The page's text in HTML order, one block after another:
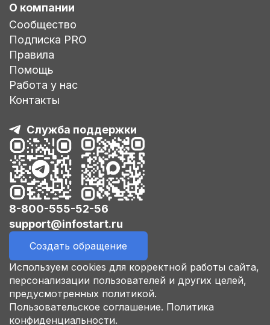
О компании
Сообщество
Подписка PRO
Правила
Помощь
Работа у нас
Контакты
Служба поддержки
8-800-555-52-56
support@infostart.ru
Создать обращение
Используем cookies для корректной работы сайта,
персонализации пользователей и других целей,
предусмотренных политикой.
Пользовательское соглашение. Политика
конфиденциальности.